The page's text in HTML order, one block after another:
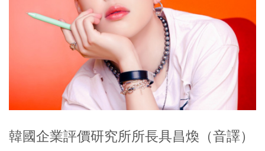
韓國企業評價研究所所長具昌煥（音譯）